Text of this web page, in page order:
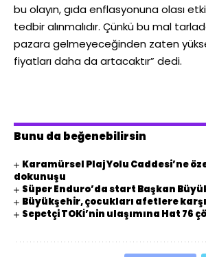
bu olayın, gıda enflasyonuna olası
tedbir alınmalıdır. Çünkü bu mal
pazara gelmeyeceğinden zaten
fiyatları daha da artacaktır” dedi.
Bunu da beğenebilirsin
Karamürsel Plaj Yolu Caddesi’ne
dokunuşu
Süper Enduro’da start Başkan
Büyükşehir, çocukları afetlere
Sepetçi TOKİ’nin ulaşımına Hat 76